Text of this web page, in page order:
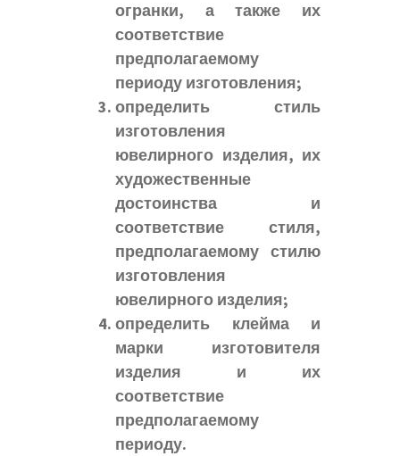
огранки, а также их
соответствие
предполагаемому
периоду изготовления;
определить стиль
изготовления
ювелирного изделия, их
художественные
достоинства и
соответствие стиля,
предполагаемому стилю
изготовления
ювелирного изделия;
определить клейма и
марки изготовителя
изделия и их
соответствие
предполагаемому
периоду.